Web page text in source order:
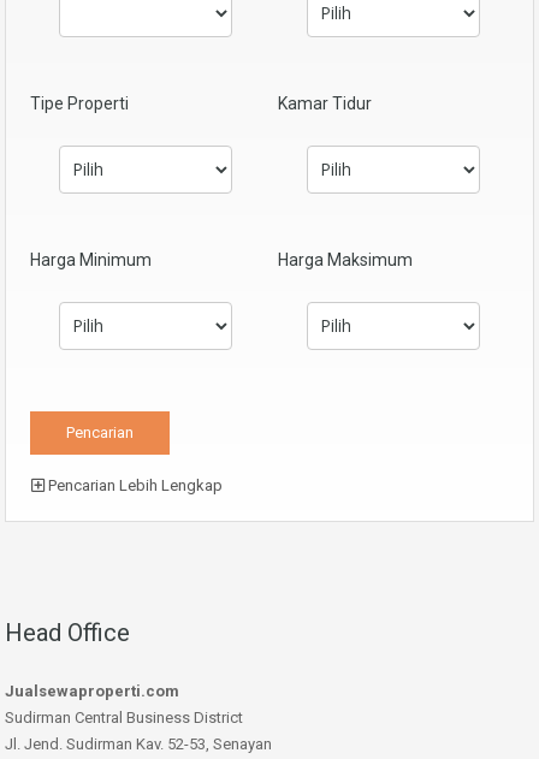
Tipe Properti Kamar Tidur
Harga Minimum Harga Maksimum
Pencarian Lebih Lengkap
Head Office
Jualsewaproperti.com
Sudirman Central Business District
Jl. Jend. Sudirman Kav. 52-53, Senayan